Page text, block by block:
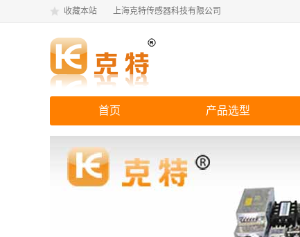
收藏本站 上海克特传感器科技有限公司
首页 产品选型